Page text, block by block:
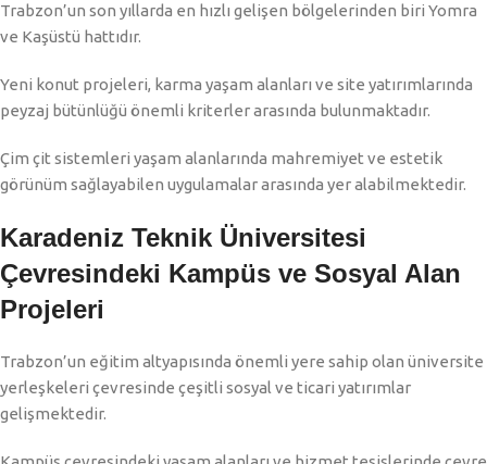
Trabzon’un son yıllarda en hızlı gelişen bölgelerinden biri Yomra
ve Kaşüstü hattıdır.
Yeni konut projeleri, karma yaşam alanları ve site yatırımlarında
peyzaj bütünlüğü önemli kriterler arasında bulunmaktadır.
Çim çit sistemleri yaşam alanlarında mahremiyet ve estetik
görünüm sağlayabilen uygulamalar arasında yer alabilmektedir.
Karadeniz Teknik Üniversitesi
Çevresindeki Kampüs ve Sosyal Alan
Projeleri
Trabzon’un eğitim altyapısında önemli yere sahip olan üniversite
yerleşkeleri çevresinde çeşitli sosyal ve ticari yatırımlar
gelişmektedir.